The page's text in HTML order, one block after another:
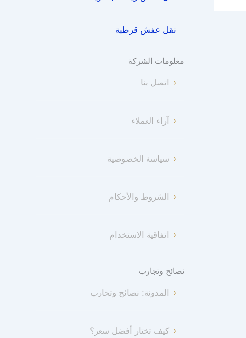
نقل عفش قرطبة
معلومات الشركة
اتصل بنا
آراء العملاء
سياسة الخصوصية
الشروط والأحكام
اتفاقية الاستخدام
نصائح وتجارب
المدونة: نصائح وتجارب
كيف تختار أفضل سعر؟